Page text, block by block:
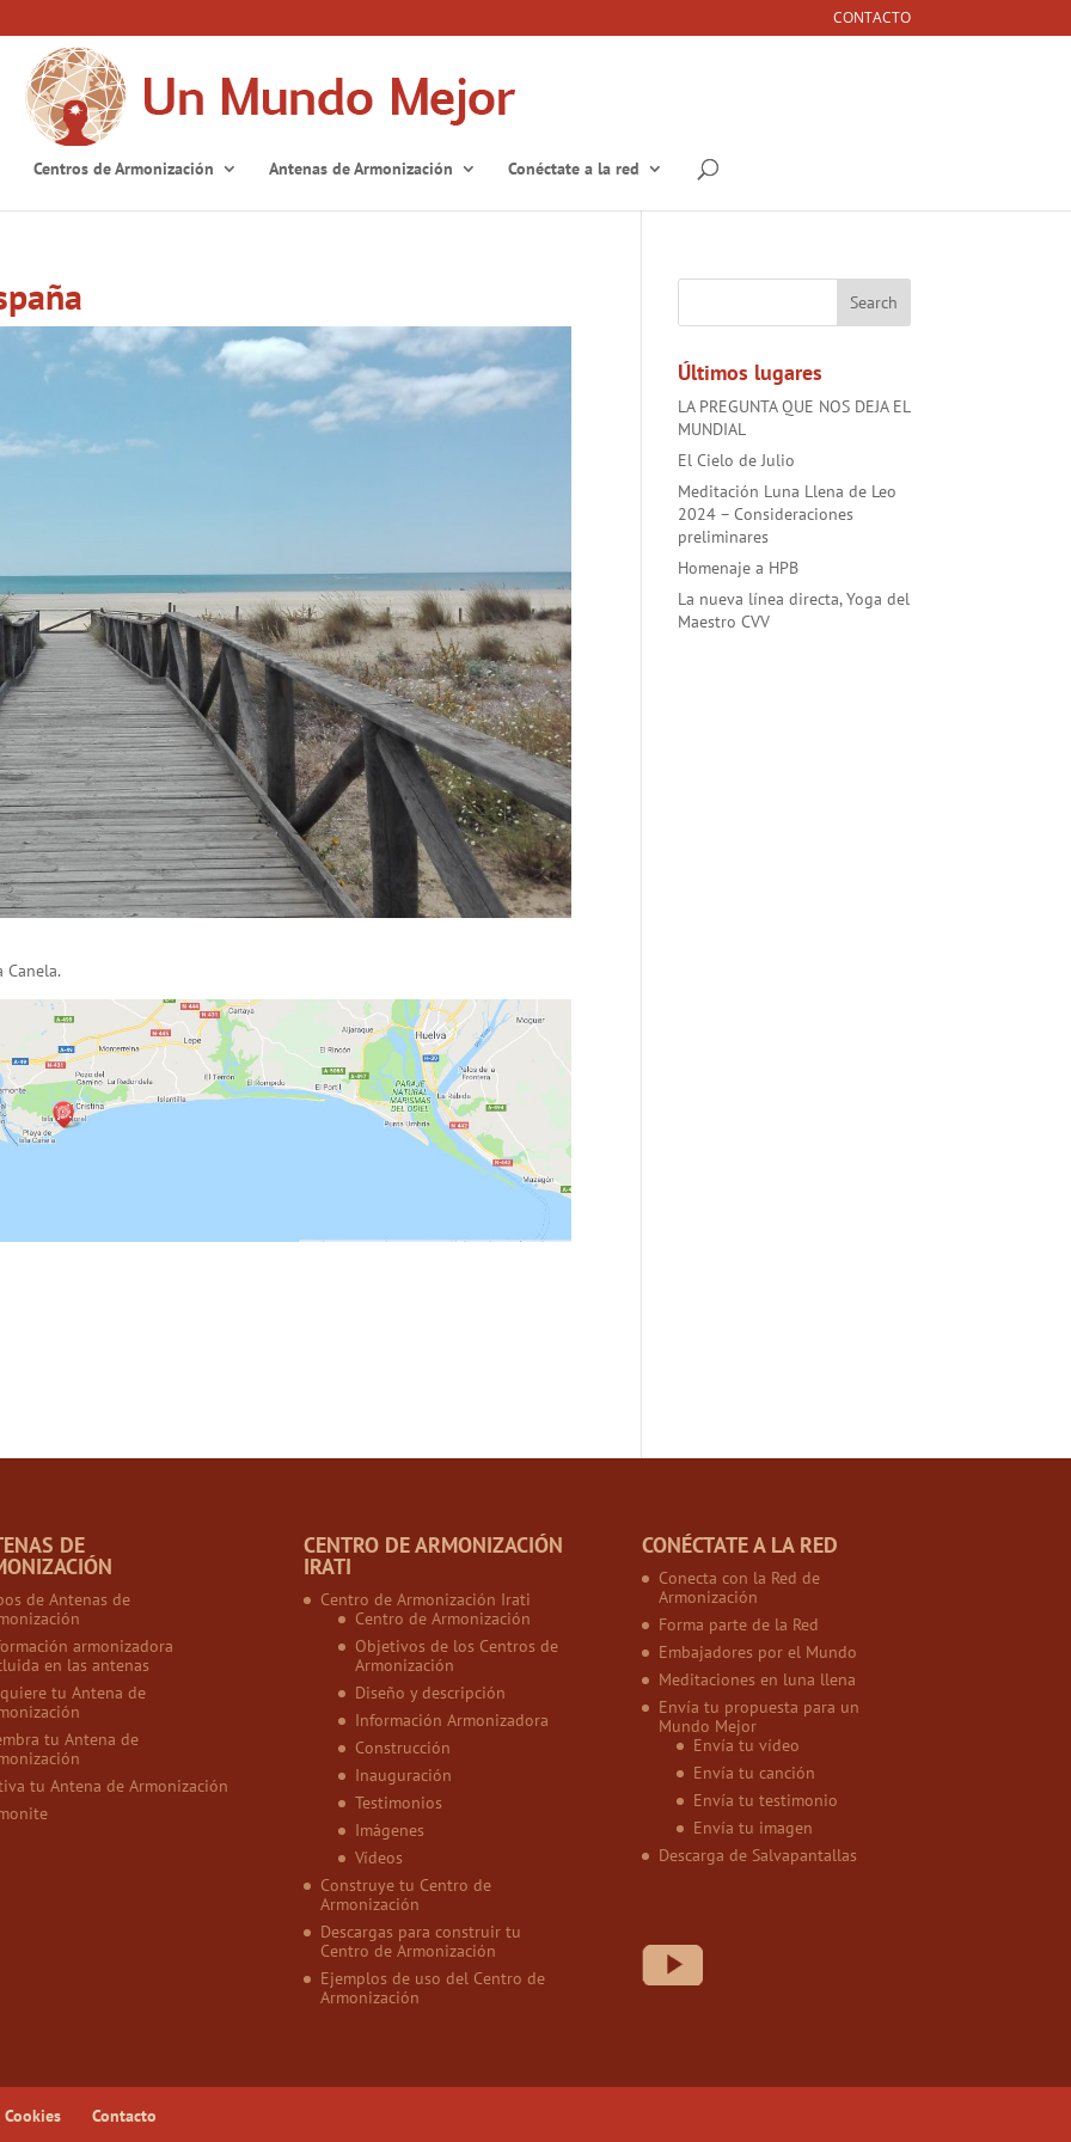
CONTACTO
Centros de Armonización Antenas de Armonización Conéctate a la red
Últimos lugares
LA PREGUNTA QUE NOS DEJA EL
MUNDIAL
El Cielo de Julio
Meditación Luna Llena de Leo
2024 – Consideraciones
preliminares
Homenaje a HPB
La nueva línea directa, Yoga del
Maestro CVV
DE
de Antenas de
armonizadora
en las antenas
tu Antena de
tu Antena de
tu Antena de Armonización
CENTRO DE ARMONIZACIÓN
IRATI
Centro de Armonización Irati
Centro de Armonización
Objetivos de los Centros de
Armonización
Diseño y descripción
Información Armonizadora
Construcción
Inauguración
Testimonios
Imágenes
Vídeos
Construye tu Centro de
Armonización
Descargas para construir tu
Centro de Armonización
Ejemplos de uso del Centro de
Armonización
CONÉCTATE A LA RED
Conecta con la Red de
Armonización
Forma parte de la Red
Embajadores por el Mundo
Meditaciones en luna llena
Envía tu propuesta para un
Mundo Mejor
Envía tu vídeo
Envía tu canción
Envía tu testimonio
Envía tu imagen
Descarga de Salvapantallas
Contacto